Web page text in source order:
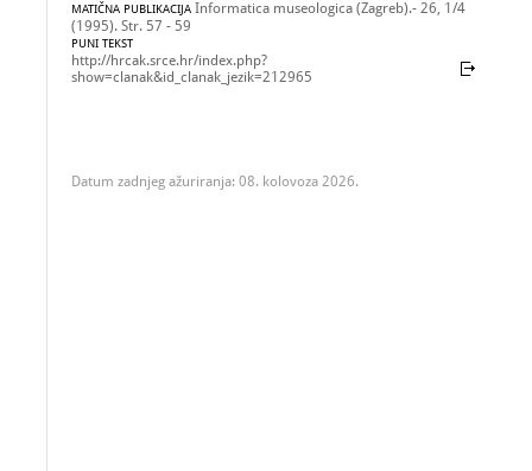
MATIČNA PUBLIKACIJA Informatica museologica (Zagreb).- 26, 1/4
(1995). Str. 57 - 59
PUNI TEKST
http://hrcak.srce.hr/index.php?
show=clanak&id_clanak_jezik=212965
Datum zadnjeg ažuriranja: 08. kolovoza 2026.